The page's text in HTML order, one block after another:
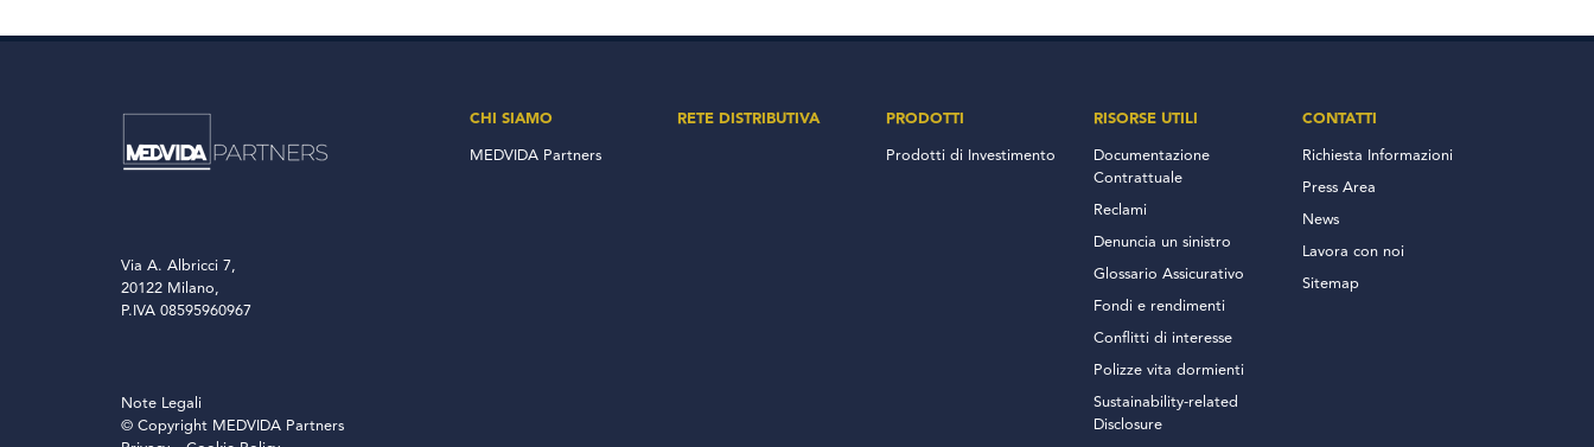
Via A. Albricci 7,
20122 Milano,
P.IVA 08595960967
Note Legali
© Copyright MEDVIDA Partners
CHI SIAMO
MEDVIDA Partners
RETE DISTRIBUTIVA PRODOTTI
Prodotti di Investimento
RISORSE UTILI
Documentazione
Contrattuale
Reclami
Denuncia un sinistro
Glossario Assicurativo
Fondi e rendimenti
Conflitti di interesse
Polizze vita dormienti
Sustainability-related
Disclosure
CONTATTI
Richiesta Informazioni
Press Area
News
Lavora con noi
Sitemap